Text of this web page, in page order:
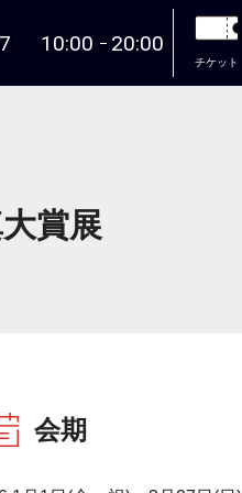
7 10:00 20:00
チケット
賞展
会期